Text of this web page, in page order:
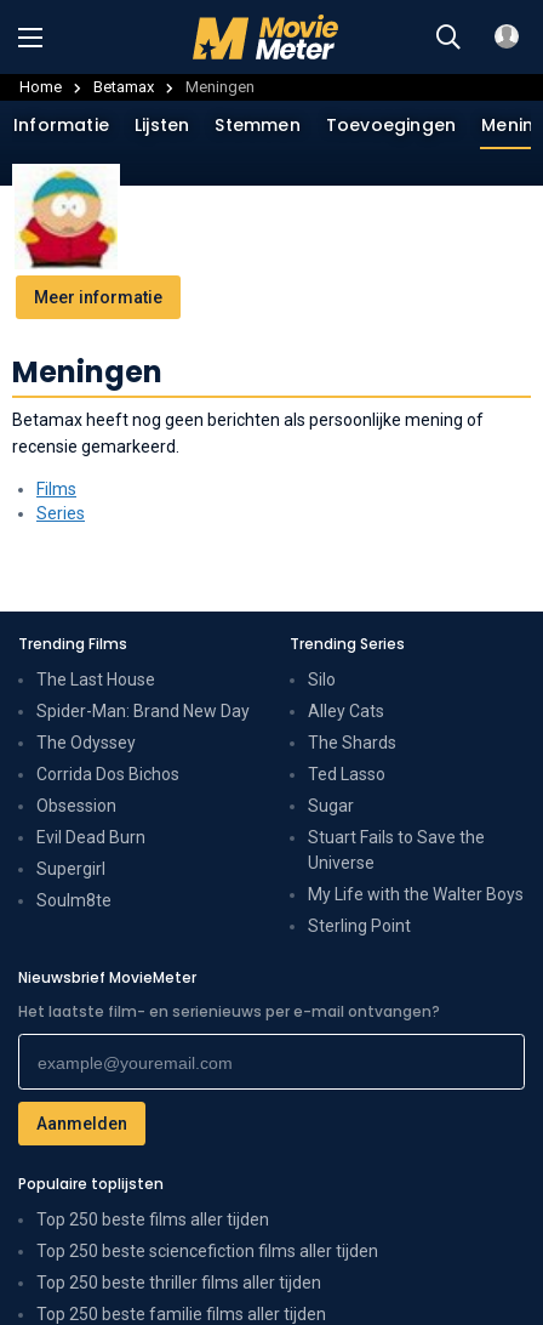
Home Betamax Meningen
Meer informatie
Informatie Lijsten Stemmen Toevoegingen
Meningen
Betamax heeft nog geen berichten als persoonlijke mening of
recensie gemarkeerd.
Films
Series
Trending Films
The Last House
Spider-Man: Brand New Day
The Odyssey
Corrida Dos Bichos
Obsession
Evil Dead Burn
Supergirl
Soulm8te
Trending Series
Silo
Alley Cats
The Shards
Ted Lasso
Sugar
Stuart Fails to Save the
Universe
My Life with the Walter Boys
Sterling Point
Nieuwsbrief MovieMeter
Het laatste film- en serienieuws per e-mail ontvangen?
Populaire toplijsten
Top 250 beste films aller tijden
Top 250 beste sciencefiction films aller tijden
Top 250 beste thriller films aller tijden
Top 250 beste familie films aller tijden